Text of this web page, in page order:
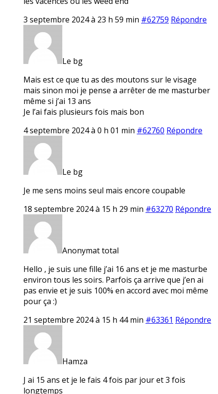
3 septembre 2024 à 23 h 59 min #62759 Répondre
Le bg
Mais est ce que tu as des moutons sur le visage
mais sinon moi je pense a arrêter de me masturber
même si j’ai 13 ans
Je l’ai fais plusieurs fois mais bon
4 septembre 2024 à 0 h 01 min #62760 Répondre
Le bg
Je me sens moins seul mais encore coupable
18 septembre 2024 à 15 h 29 min #63270 Répondre
Anonymat total
Hello , je suis une fille j’ai 16 ans et je me masturbe
environ tous les soirs. Parfois ça arrive que j’en ai
pas envie et je suis 100% en accord avec moi même
pour ça :)
21 septembre 2024 à 15 h 44 min #63361 Répondre
Hamza
J ai 15 ans et je le fais 4 fois par jour et 3 fois
longtemps